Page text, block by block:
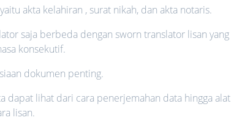
akta kelahiran , surat nikah, dan akta notaris.
saja berbeda dengan sworn translator lisan yang
konsekutif.
dokumen penting.
dapat lihat dari cara penerjemahan data hingga alat
lisan.